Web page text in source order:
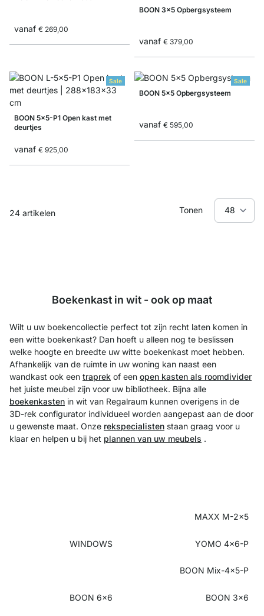
vanaf € 269,00
BOON 3x5 Opbergsysteem
vanaf € 379,00
Sale
BOON 5x5-P1 Open kast met
deurtjes
vanaf € 925,00
Sale
BOON 5x5 Opbergsysteem
vanaf € 595,00
24 artikelen Tonen
Boekenkast in wit - ook op maat
Wilt u uw boekencollectie perfect tot zijn recht laten komen in
een witte boekenkast? Dan hoeft u alleen nog te beslissen
welke hoogte en breedte uw witte boekenkast moet hebben.
Afhankelijk van de ruimte in uw woning kan naast een
wandkast ook een traprek of een open kasten als roomdivider
het juiste meubel zijn voor uw bibliotheek. Bijna alle
boekenkasten in wit van Regalraum kunnen overigens in de
3D-rek configurator individueel worden aangepast aan de door
u gewenste maat. Onze rekspecialisten staan graag voor u
klaar en helpen u bij het plannen van uw meubels .
MAXX M-2x5
WINDOWS YOMO 4x6-P
BOON Mix-4x5-P
BOON 6x6 BOON 3x6